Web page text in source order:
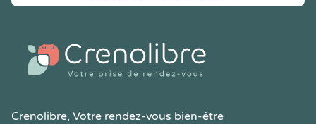
Crenolibre, Votre rendez-vous bien-être